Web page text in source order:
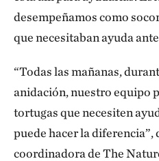
desempeñamos como
que necesitaban ayuda
“Todas las mañanas,
anidación, nuestro equipo
tortugas que necesiten
puede hacer la
coordinadora de The